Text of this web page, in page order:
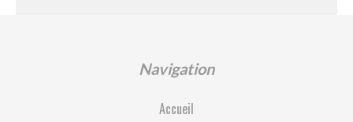
Navigation
Accueil